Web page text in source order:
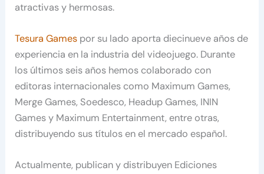
atractivas y hermosas.
Tesura Games por su lado aporta diecinueve años de
experiencia en la industria del videojuego. Durante
los últimos seis años hemos colaborado con
editoras internacionales como Maximum Games,
Merge Games, Soedesco, Headup Games, ININ
Games y Maximum Entertainment, entre otras,
distribuyendo sus títulos en el mercado español.
Actualmente, publican y distribuyen Ediciones